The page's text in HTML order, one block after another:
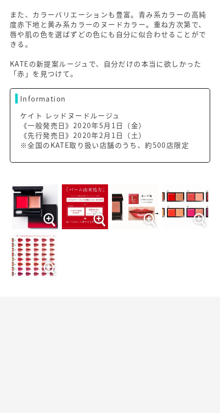
また、カラーバリエーションも豊富。青み系カラーの高純
度赤下地と黄み系カラーのヌードカラー。重ね方次第で、
唇や肌の色を選ばずどの色にも自分に似合わせることがで
きる。
KATEの新提案ルージュで、自分だけの本当に欲しかった
「赤」を見つけて。
Information
ケイト レッドヌードルージュ
《一般発売日》2020年5月1日（金）
《先行発売日》2020年2月1日（土）
※全国のKATE取り扱い店舗のうち、約500店限定